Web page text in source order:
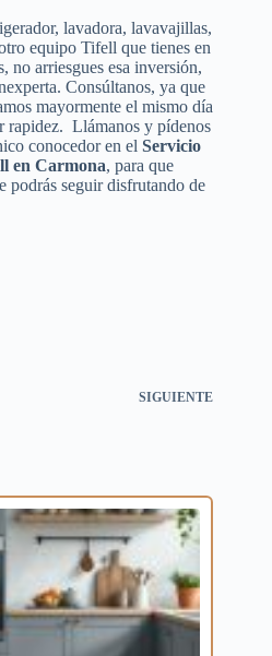
lavadora, lavavajillas,
equipo Tifell que tienes en
no arriesgues esa inversión,
Consúltanos, ya que
mayormente el mismo día
rapidez. Llámanos y pídenos
conocedor en el Servicio
en Carmona, para que
podrás seguir disfrutando de
SIGUIENTE